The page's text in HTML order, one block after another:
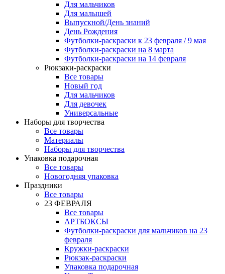
Для мальчиков
Для малышей
Выпускной/День знаний
День Рождения
Футболки-раскраски к 23 февраля / 9 мая
Футболки-раскраски на 8 марта
Футболки-раскраски на 14 февраля
Рюкзаки-раскраски
Все товары
Новый год
Для мальчиков
Для девочек
Универсальные
Наборы для творчества
Все товары
Материалы
Наборы для творчества
Упаковка подарочная
Все товары
Новогодняя упаковка
Праздники
Все товары
23 ФЕВРАЛЯ
Все товары
АРТБОКСЫ
Футболки-раскраски для мальчиков на 23
февраля
Кружки-раскраски
Рюкзак-раскраски
Упаковка подарочная